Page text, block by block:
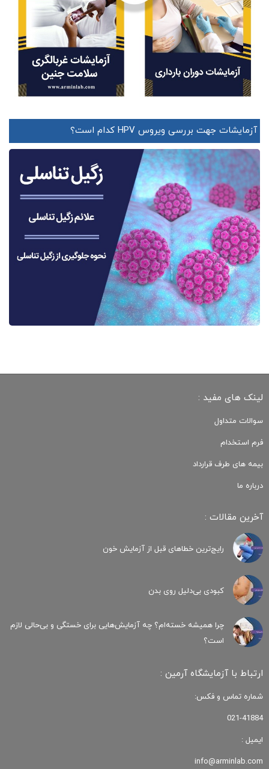
آزمایشات جهت بررسی ویروس HPV کدام است؟
لینک های مفید :
سوالات متداول
فرم استخدام
بیمه های طرف قرارداد
درباره ما
آخرین مقالات :
رایج‌ترین خطاهای قبل از آزمایش خون
کبودی‌ بی‌دلیل روی بدن
چرا همیشه خسته‌ام؟ چه آزمایش‌هایی برای خستگی و بی‌حالی لازم
است؟
ارتباط با آزمایشگاه آرمین :
شماره تماس و فکس:
021-41884
ایمیل :
info@arminlab.com